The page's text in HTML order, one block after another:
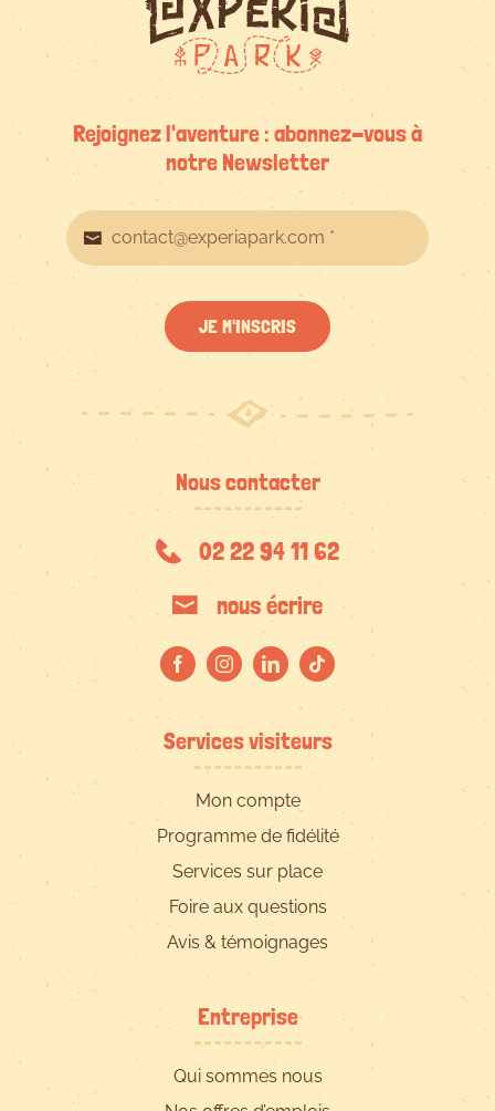
Rejoignez l'aventure : abonnez-vous à
notre Newsletter
JE M'INSCRIS
Nous contacter
02 22 94 11 62
nous écrire
Services visiteurs
Mon compte
Programme de fidélité
Services sur place
Foire aux questions
Avis & témoignages
Entreprise
Qui sommes nous